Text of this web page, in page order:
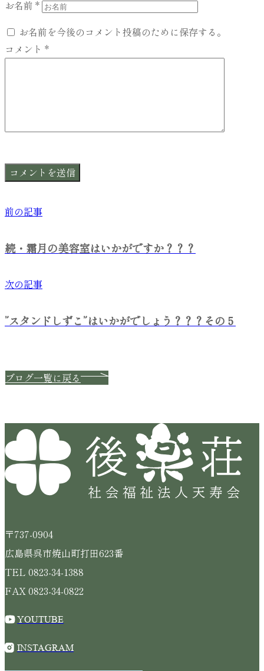
お名前 *
お名前を今後のコメント投稿のために保存する。
コメント *
前の記事
続・霜月の美容室はいかがですか？？？
次の記事
”スタンドしずこ”はいかがでしょう？？？その５
ブログ一覧に戻る
〒737-0904
広島県呉市焼山町打田623番
TEL 0823-34-1388
FAX 0823-34-0822
YOUTUBE
INSTAGRAM